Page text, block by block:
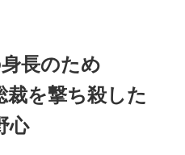
長のため
を撃ち殺した
心